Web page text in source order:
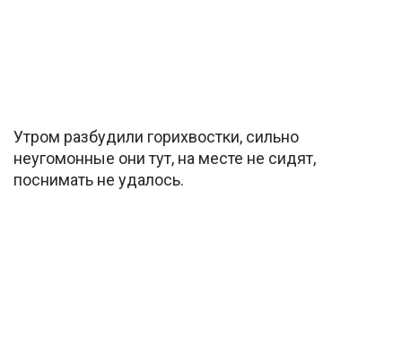
Утром разбудили горихвостки, сильно
неугомонные они тут, на месте не сидят,
поснимать не удалось.